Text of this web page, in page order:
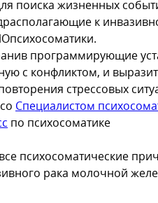
поиска жизненных
к
программирующие
с конфликтом, и
стрессовых
Специалистом
по психосоматике
все психосоматические
рака молочной